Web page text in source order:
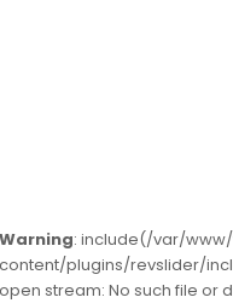
Warning: include(/var/
content/plugins/revslider/
open stream: No such file or